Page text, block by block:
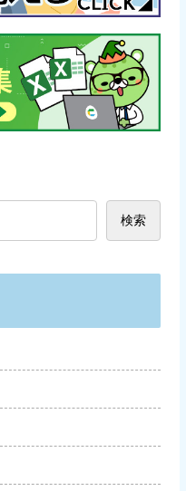
検索